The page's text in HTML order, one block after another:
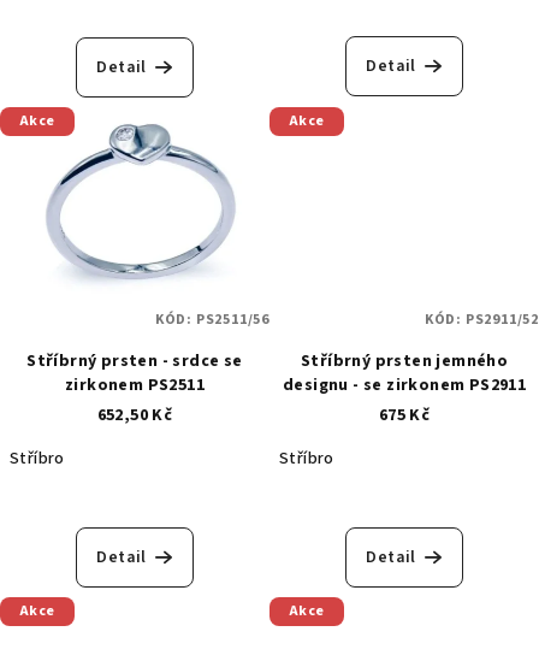
Detail Detail
Akce
Stříbrný prsten - srdce se
zirkonem PS2511
652,50 Kč
Stříbro
Detail
KÓD: PS2511/56
Akce
Stříbrný prsten jemného
designu - se zirkonem PS2911
675 Kč
Stříbro
Detail
KÓD: PS2911/52
Akce Akce